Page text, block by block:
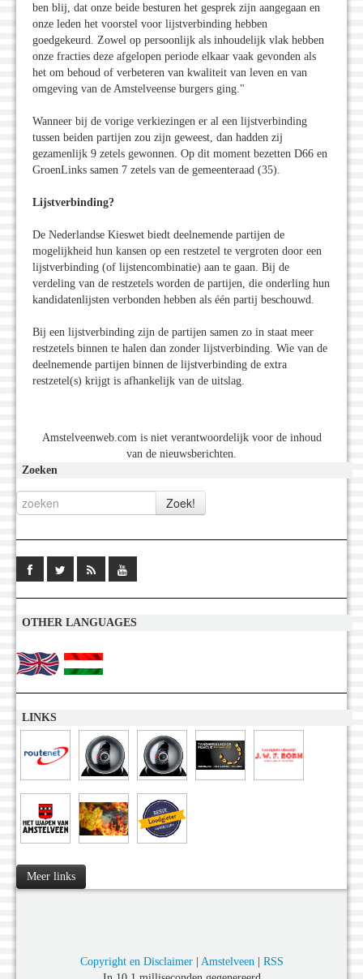
ben blij, dat onze beide besturen het gesprek zijn aangegaan en
onze leden het voorstel voor lijstverbinding hebben
goedgekeurd. Zowel op persoonlijk als inhoudelijk vlak hebben
onze fracties deze afgelopen periode elkaar vaak gevonden als
het om behoud of verbeteren van kwaliteit van leven en van
omgeving van de Amstelveense burgers ging."
Wanneer bij de vorige verkiezingen er al een lijstverbinding
tussen beiden partijen zou zijn geweest, dan hadden zij
gezamenlijk 9 zetels gewonnen. Op dit moment bezetten D66 en
GroenLinks samen 7 zetels van de gemeenteraad (35).
Lijstverbinding?
De Nederlandse Kieswet biedt deelnemende partijen de
mogelijkheid hun kansen op een restzetel te vergroten door een
lijstverbinding (of lijstencombinatie) aan te gaan. Bij de
verdeling van de restzetels worden de partijen, die onderling hun
kandidatenlijsten verbonden hebben als één partij beschouwd.
Bij een lijstverbinding zijn de partijen samen zo in staat meer
restzetels binnen te halen dan zonder lijstverbinding. Wie van de
deelnemende partijen binnen de lijstverbinding de extra
restzetel(s) krijgt is afhankelijk van de uitslag.
Amstelveenweb.com is niet verantwoordelijk voor de inhoud
van de nieuwsberichten.
Zoeken
OTHER LANGUAGES
LINKS
Meer links
Copyright en Disclaimer| Amstelveen
RSS